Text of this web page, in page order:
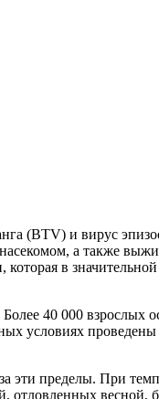
(BTV) и вирус
а также
в
40 000 взрослых
условиях проведены
эти пределы. При
отловленных